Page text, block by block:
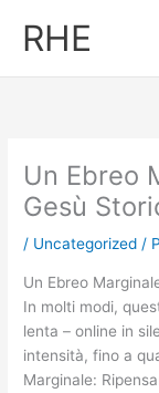
RHE
Un Ebreo
Gesù
/ Uncategorized /
Un Ebreo
In molti modi,
lenta – online in
intensità, fino a
Marginale: